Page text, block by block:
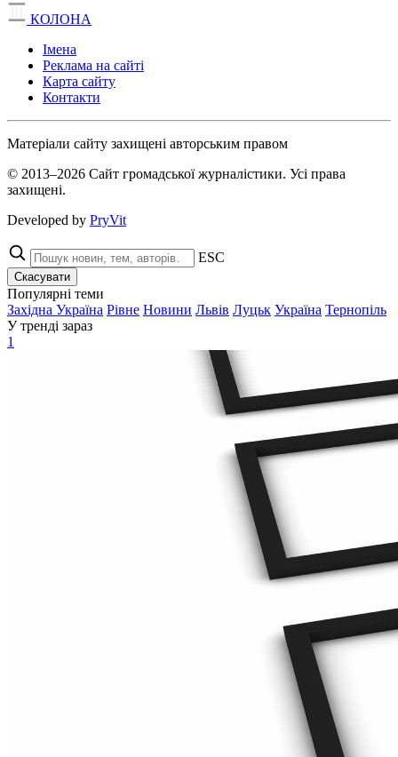
КОЛОНА
Імена
Реклама на сайті
Карта сайту
Контакти
Матеріали сайту захищені авторським правом
© 2013–2026 Сайт громадської журналістики. Усі права
захищені.
Developed by PryVit
ESC
Скасувати
Популярні теми
Західна Україна Рівне Новини Львів Луцьк Україна Тернопіль
У тренді зараз
1